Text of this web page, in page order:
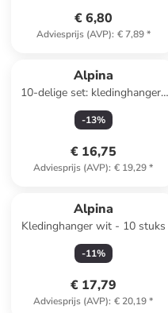
€ 6,80
Adviesprijs (AVP): € 7,89*
Alpina
10-delige set: kledinghangers
lichtbruin - (B)44 x (H)23 cm
-13%
€ 16,75
Adviesprijs (AVP): € 19,29*
Alpina
Kledinghanger wit - 10 stuks
-11%
€ 17,79
Adviesprijs (AVP): € 20,19*